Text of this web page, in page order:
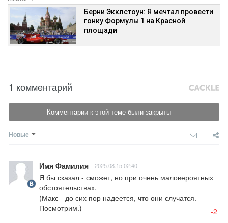
Берни Экклстоун: Я мечтал провести
гонку Формулы 1 на Красной
площади
1 комментарий
Комментарии к этой теме были закрыты
Новые
Имя Фамилия 2025.08.15 02:40
Я бы сказал - сможет, но при очень маловероятных
обстоятельствах.
(Макс - до сих пор надеется, что они случатся.
Посмотрим.)
-2